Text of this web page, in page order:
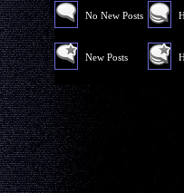
No New Posts
New Posts